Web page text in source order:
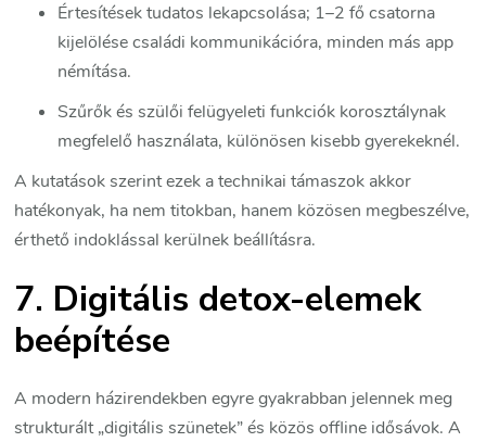
Értesítések tudatos lekapcsolása; 1–2 fő csatorna
kijelölése családi kommunikációra, minden más app
némítása.
Szűrők és szülői felügyeleti funkciók korosztálynak
megfelelő használata, különösen kisebb gyerekeknél.
A kutatások szerint ezek a technikai támaszok akkor
hatékonyak, ha nem titokban, hanem közösen megbeszélve,
érthető indoklással kerülnek beállításra.
7. Digitális detox-elemek
beépítése
A modern házirendekben egyre gyakrabban jelennek meg
strukturált „digitális szünetek” és közös offline idősávok. A